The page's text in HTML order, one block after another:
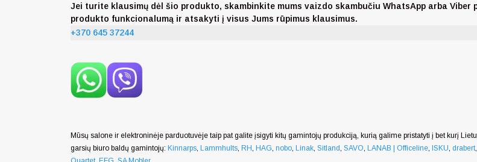
Jei turite klausimų dėl šio produkto, skambinkite mums vaizdo skambučiu WhatsApp arba Viber
produkto funkcionalumą ir atsakyti į visus Jums rūpimus klausimus.
+370 645 37244
Mūsų salone ir elektroninėje parduotuvėje taip pat galite įsigyti kitų gamintojų produkciją, kurią galime pristatyti į bet kurį
garsių biuro baldų gamintojų: Kinnarps, Lammhults, RH, HAG, nobo, Linak, Sitland, SAVO, LANAB | Officeline, ISKU, drabert,